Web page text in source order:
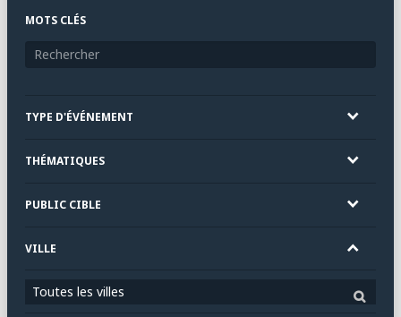
MOTS CLÉS
TYPE D'ÉVÉNEMENT
THÉMATIQUES
PUBLIC CIBLE
VILLE
Toutes les villes